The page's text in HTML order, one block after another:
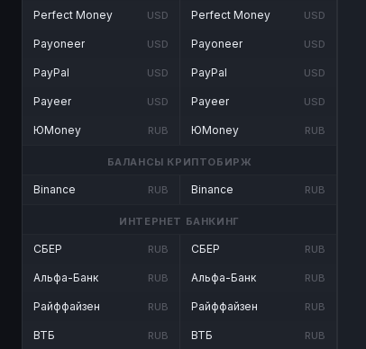
Perfect Money USD
Payoneer USD
PayPal USD
Payeer USD
ЮMoney RUB
Perfect Money USD
Payoneer USD
PayPal USD
Payeer USD
ЮMoney RUB
БАЛАНСЫ КРИПТОБИРЖ
Binance RUB Binance RUB
ИНТЕРНЕТ БАНКИНГ
СБЕР RUB
Альфа-Банк RUB
Райффайзен RUB
ВТБ RUB
СБЕР RUB
Альфа-Банк RUB
Райффайзен RUB
ВТБ RUB